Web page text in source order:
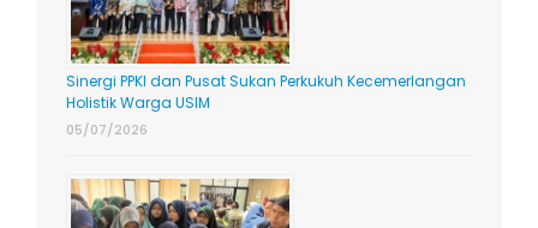
Sinergi PPKI dan Pusat Sukan Perkukuh Kecemerlangan
Holistik Warga USIM
05/07/2026